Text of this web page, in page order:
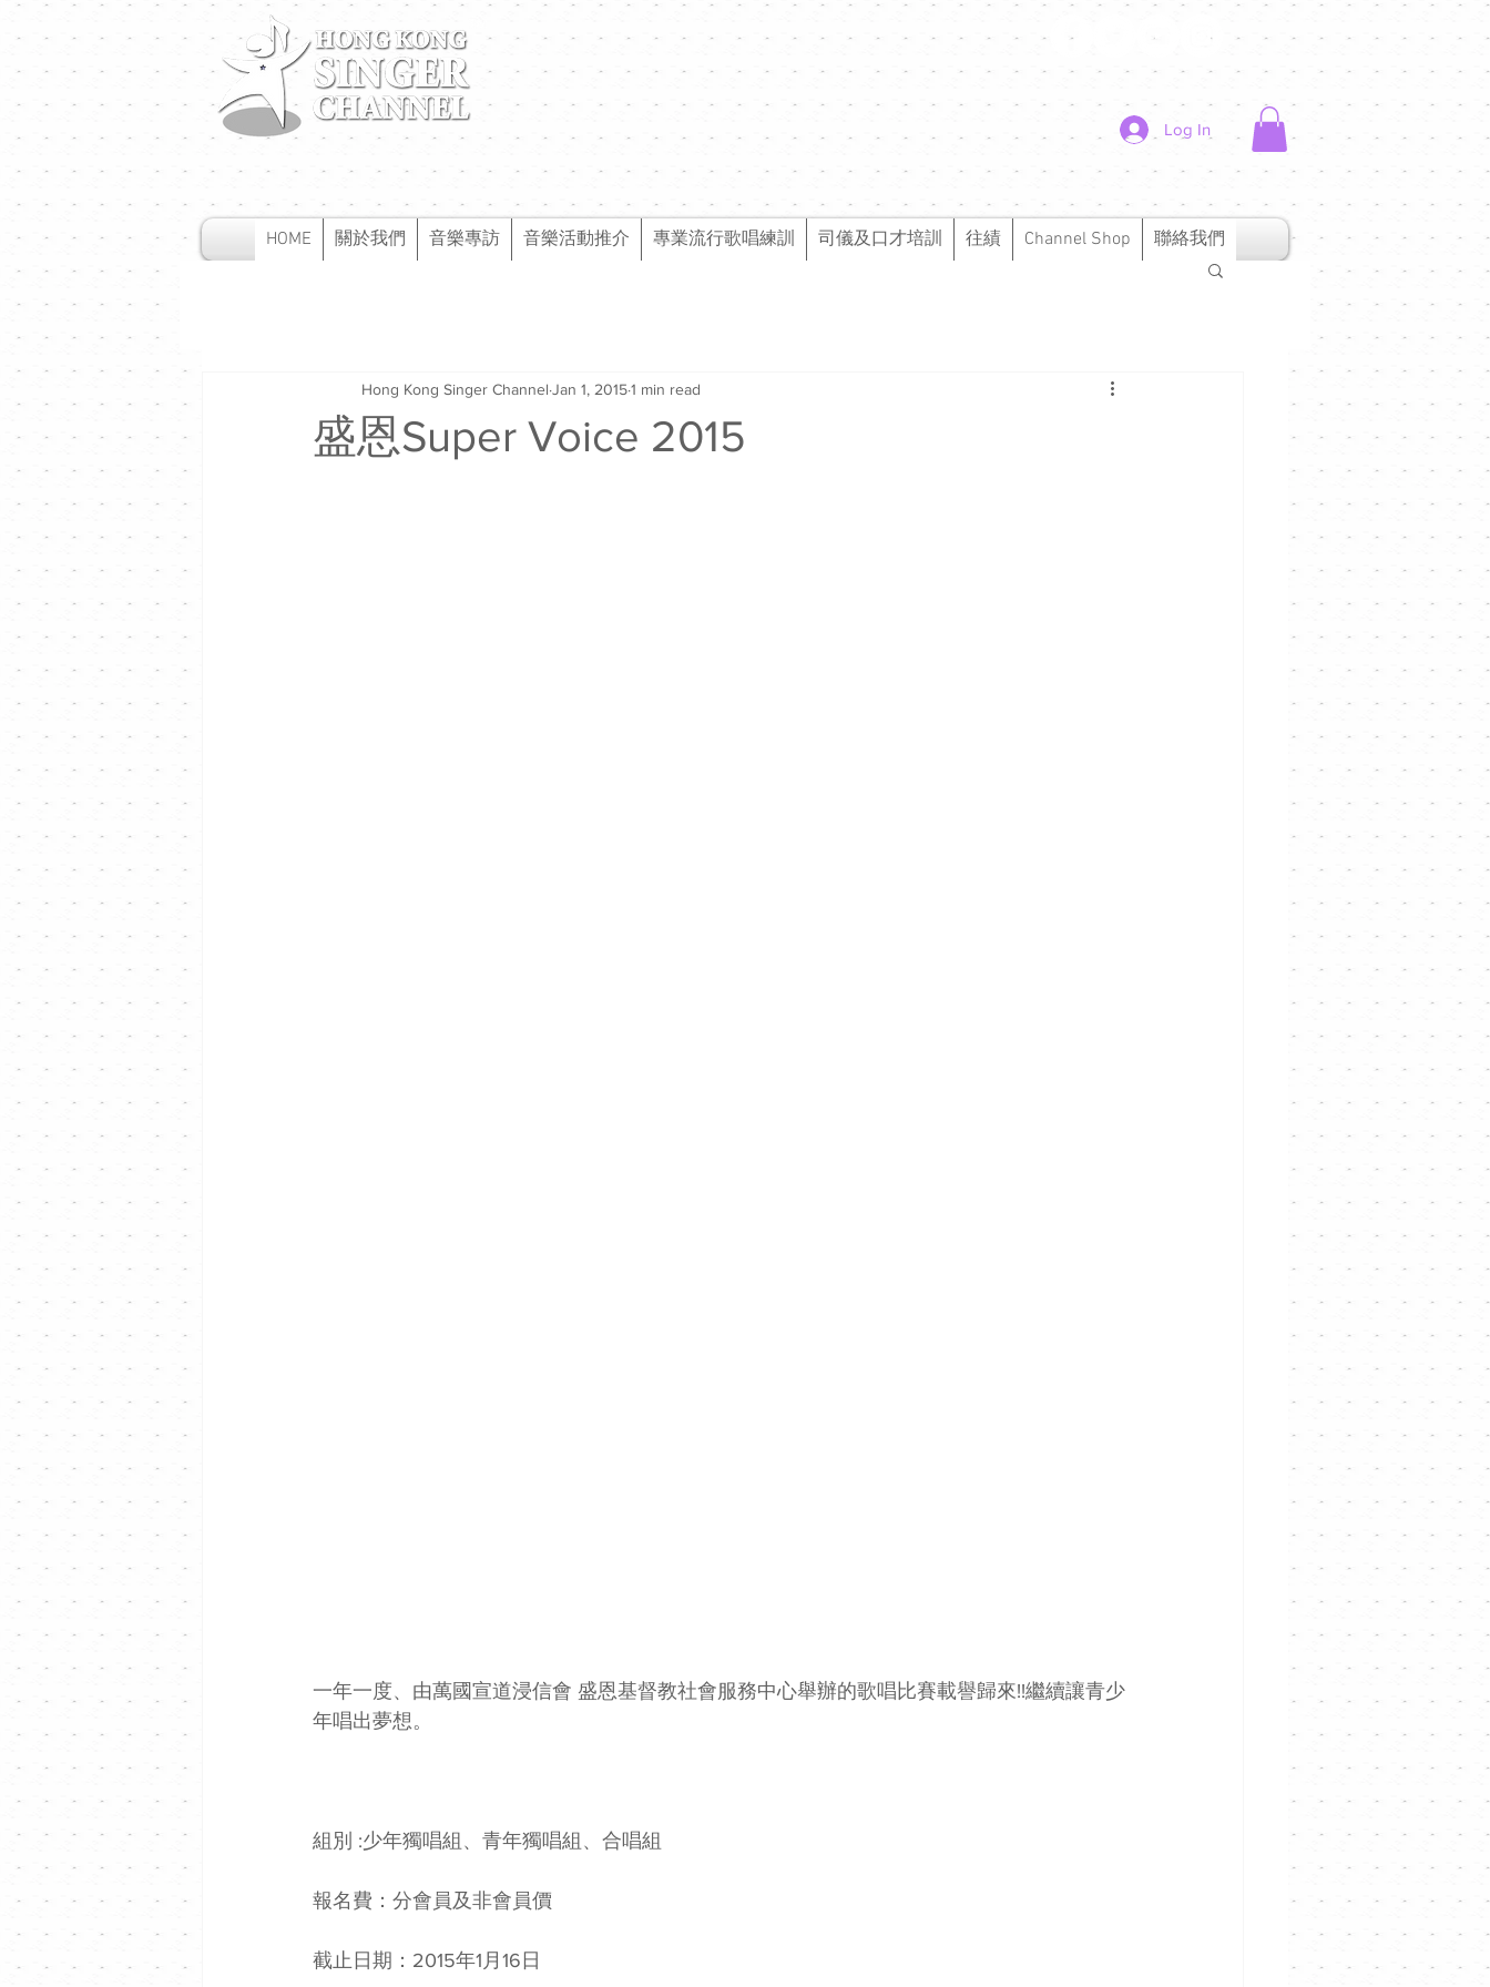
Log In
HOME 關於我們 音樂專訪 音樂活動推介 專業流行歌唱練訓 司儀及口才培訓 往績 Channel Shop 聯絡我們
盛恩Super Voice 2015
Hong Kong Singer Channel Jan 1, 20151 min read
一年一度、由萬國宣道浸信會 盛恩基督教社會服務中心舉辦的歌唱比賽載譽歸來!!繼續讓青少
年唱出夢想。
組別 :少年獨唱組、青年獨唱組、合唱組
報名費：分會員及非會員價
截止日期：2015年1月16日